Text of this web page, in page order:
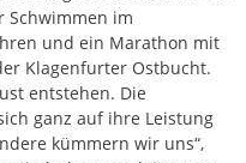
Schwimmen im
und ein Marathon mit
Klagenfurter Ostbucht.
entstehen. Die
ganz auf ihre Leistung
kümmern wir uns“,